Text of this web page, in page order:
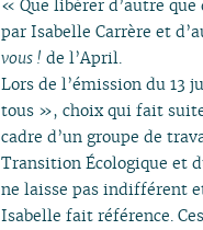
« Que libérer d’autre
par Isabelle Carrère et
vous ! de l’April.
Lors de l’émission du
tous », choix qui fait
cadre d’un groupe de
Transition Écologique et
ne laisse pas indifférent
Isabelle fait référence.